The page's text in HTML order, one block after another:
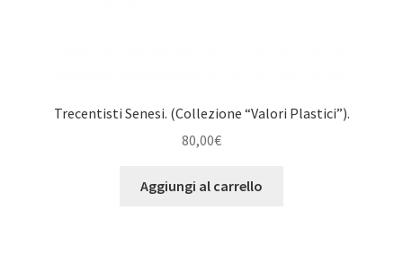
Trecentisti Senesi. (Collezione “Valori Plastici”).
80,00€
Aggiungi al carrello